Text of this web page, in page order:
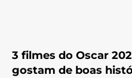
3 filmes do Oscar
gostam de boas